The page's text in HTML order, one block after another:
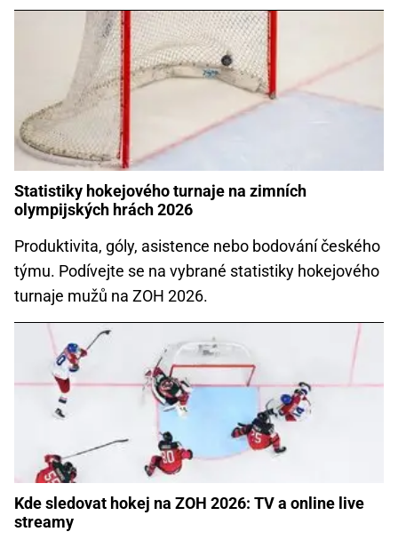
Statistiky hokejového turnaje na zimních
olympijských hrách 2026
Produktivita, góly, asistence nebo bodování českého
týmu. Podívejte se na vybrané statistiky hokejového
turnaje mužů na ZOH 2026.
Kde sledovat hokej na ZOH 2026: TV a online live
streamy